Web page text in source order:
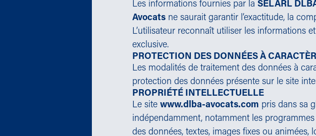
Les informations fournies par la SELARL
Avocats ne saurait garantir l’exactitude, la
L’utilisateur reconnaît utiliser les informations
exclusive.
PROTECTION DES DONNÉES À
Les modalités de traitement des données à
protection des données présente sur le site
PROPRIÉTÉ INTELLECTUELLE
Le site www.dlba-avocats.com pris dans sa
indépendamment, notamment les
des données, textes, images fixes ou